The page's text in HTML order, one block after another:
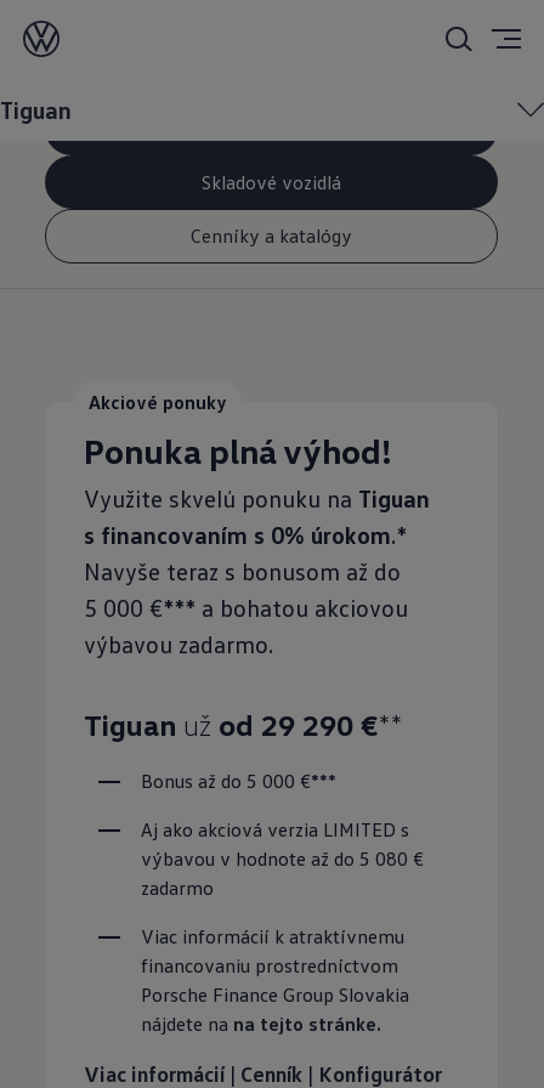
Tiguan
Skladové vozidlá
Cenníky a katalógy
Akciové ponuky
Ponuka plná výhod!
Využite skvelú ponuku na Tiguan
s financovaním s 0% úrokom.*
Navyše teraz s bonusom až do
5 000 €*** a bohatou akciovou
výbavou zadarmo.
Tiguan už od 29 290 €**
Bonus až do 5 000 €***
Aj ako akciová verzia LIMITED s
výbavou v hodnote až do 5 080 €
zadarmo
Viac informácií k atraktívnemu
financovaniu prostredníctvom
Porsche Finance Group Slovakia
nájdete na na tejto stránke.
Viac informácií| Cenník | Konfigurátor